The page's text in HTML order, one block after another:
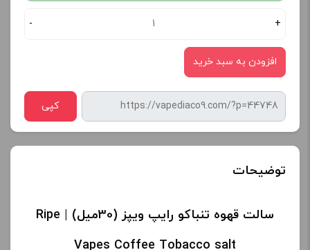
- +
افزودن به سبد خرید
کپی
توضیحات
سالت قهوه تنباکو رایپ ویپز (30میل) | Ripe
Vapes Coffee Tobacco salt